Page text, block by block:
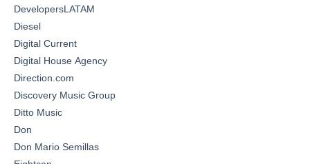
DevelopersLATAM
Diesel
Digital Current
Digital House Agency
Direction.com
Discovery Music Group
Ditto Music
Don
Don Mario Semillas